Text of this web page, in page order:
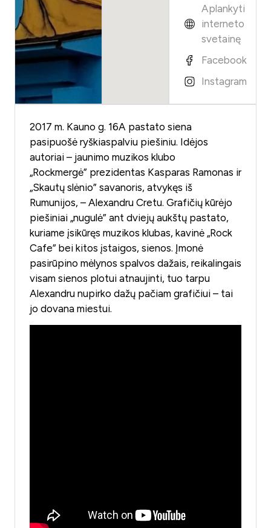
Aplankyti
interneto
svetainę
Facebook
Instagram
2017 m. Kauno g. 16A pastato siena
pasipuošė ryškiaspalviu piešiniu. Idėjos
autoriai – jaunimo muzikos klubo
„Rockmergė” prezidentas Kasparas Ramonas ir
„Skautų slėnio” savanoris, atvykęs iš
Rumunijos, – Alexandru Cretu. Grafičių kūrėjo
piešiniai „nugulė” ant dviejų aukštų pastato,
kuriame įsikūręs muzikos klubas, kavinė „Rock
Cafe” bei kitos įstaigos, sienos. Įmonė
pasirūpino mėlynos spalvos dažais, reikalingais
visam sienos plotui atnaujinti, tuo tarpu
Alexandru nupirko dažų pačiam grafičiui – tai
jo dovana miestui.